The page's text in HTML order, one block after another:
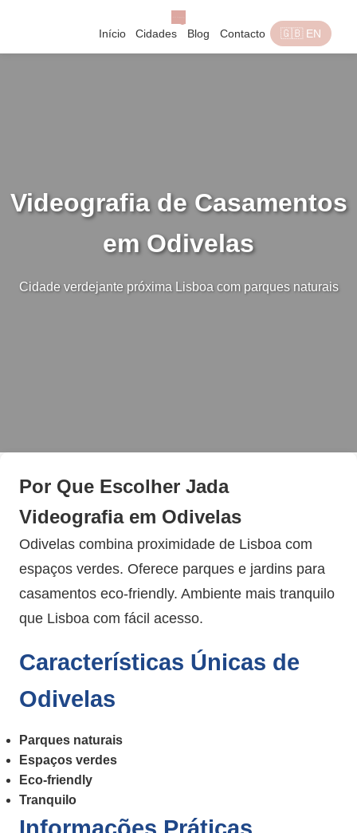
Início Cidades Blog Contacto 🇬🇧 EN
Videografia de Casamentos
em Odivelas
Cidade verdejante próxima Lisboa com parques naturais
Por Que Escolher Jada
Videografia em Odivelas
Odivelas combina proximidade de Lisboa com
espaços verdes. Oferece parques e jardins para
casamentos eco-friendly. Ambiente mais tranquilo
que Lisboa com fácil acesso.
Características Únicas de
Odivelas
Parques naturais
Espaços verdes
Eco-friendly
Tranquilo
Informações Práticas